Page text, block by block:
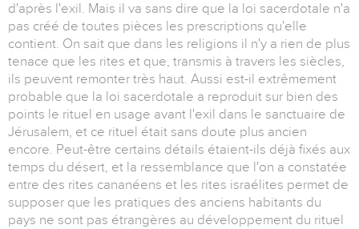
d'après l'exil. Mais il va sans dire que la loi sacerdotale n'a
pas créé de toutes pièces les prescriptions qu'elle
contient. On sait que dans les religions il n'y a rien de plus
tenace que les rites et que, transmis à travers les siècles,
ils peuvent remonter très haut. Aussi est-il extrêmement
probable que la loi sacerdotale a reproduit sur bien des
points le rituel en usage avant l'exil dans le sanctuaire de
Jérusalem, et ce rituel était sans doute plus ancien
encore. Peut-être certains détails étaient-ils déjà fixés aux
temps du désert, et la ressemblance que l'on a constatée
entre des rites cananéens et les rites israélites permet de
supposer que les pratiques des anciens habitants du
pays ne sont pas étrangères au développement du rituel